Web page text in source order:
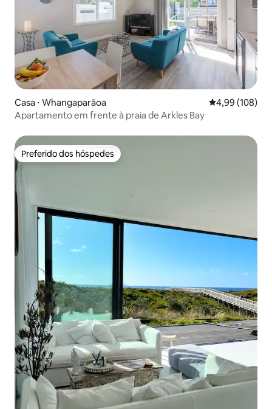
Casa ⋅ Whangaparāoa 4,99 de uma
4,99 (108)
Apartamento em frente à praia de Arkles Bay
Preferido dos hóspedes
Preferido dos hóspedes